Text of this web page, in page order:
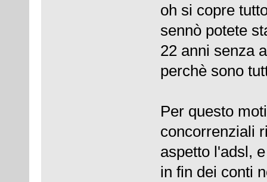
oh si copre
sennò potete
22 anni senza
perchè sono
Per questo
concorrenziali
aspetto l'adsl,
in fin dei conti